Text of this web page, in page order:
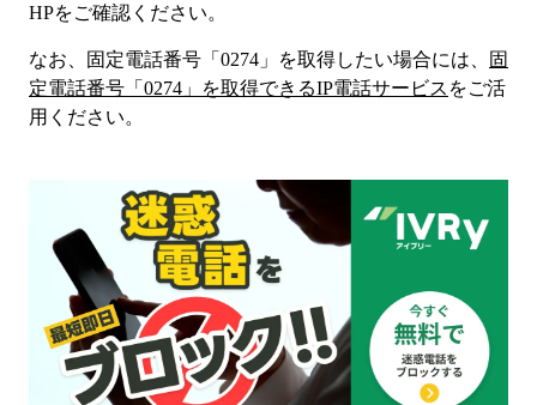
HPをご確認ください。
なお、固定電話番号「 0274 」を取得したい場合には、
固
定電話番号「 0274 」を取得できるIP電話サービス をご活
用ください。